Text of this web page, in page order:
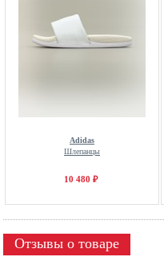
Adidas
Шлепанцы
10 480 ₽
Отзывы о товаре